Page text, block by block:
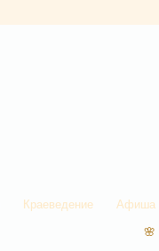
Краеведение Афиша
🌸